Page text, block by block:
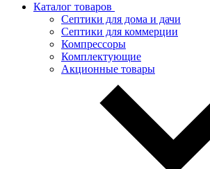
Каталог товаров
Септики для дома и дачи
Септики для коммерции
Компрессоры
Комплектующие
Акционные товары